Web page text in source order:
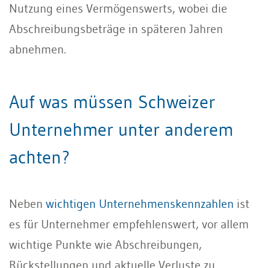
Nutzung eines Vermögenswerts, wobei die
Abschreibungsbeträge in späteren Jahren
abnehmen.
Auf was müssen Schweizer
Unternehmer unter anderem
achten?
Neben wichtigen Unternehmenskennzahlen ist
es für Unternehmer empfehlenswert, vor allem
wichtige Punkte wie Abschreibungen,
Rückstellungen und aktuelle Verluste zu